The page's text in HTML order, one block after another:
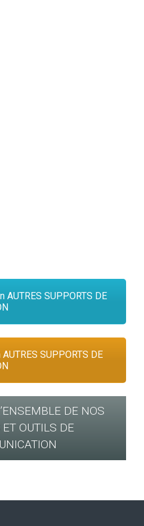
AUTRES SUPPORTS DE
SUPPORTS DE
DE NOS
ET OUTILS DE